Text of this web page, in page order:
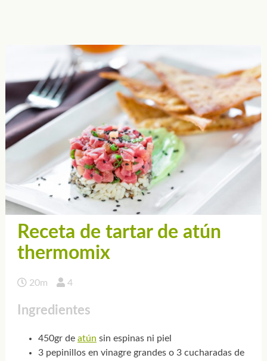
Receta de tartar de atún
thermomix
20m 4
Ingredientes
450gr de atún sin espinas ni piel
3 pepinillos en vinagre grandes o 3 cucharadas de